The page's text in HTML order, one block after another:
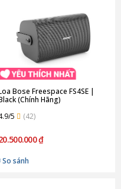
Bose Freespace FS4SE |
(Chính Hãng)
5
(42)
₫
So sánh